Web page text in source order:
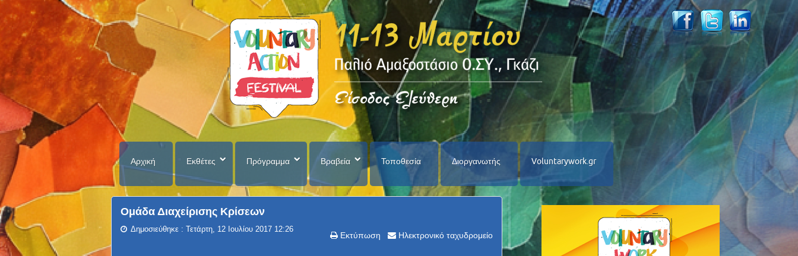
Αρχική Εκθέτες Πρόγραμμα Βραβεία Τοποθεσία Διοργανωτής Voluntarywork.gr
Ομάδα Διαχείρισης Κρίσεων
Εκτύπωση Ηλεκτρονικό ταχυδρομείο
Δημοσιεύθηκε : Τετάρτη, 12 Ιουλίου 2017 12:26